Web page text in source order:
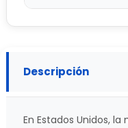
Descripción
En Estados Unidos, la